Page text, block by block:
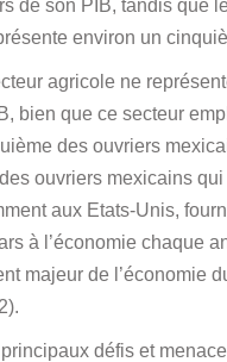
de son PIB, tandis que
environ un
agricole ne
bien que ce secteur
des ouvriers
ouvriers mexicains
aux Etats-Unis,
à l’économie chaque
majeur de l’économie
défis et